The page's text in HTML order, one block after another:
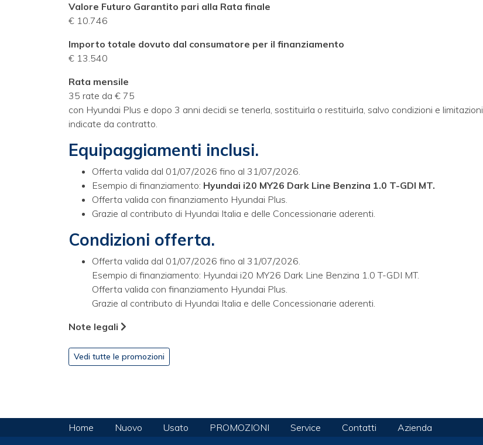
Valore Futuro Garantito pari alla Rata finale
€ 10.746
Importo totale dovuto dal consumatore per il finanziamento
€ 13.540
Rata mensile
35 rate da € 75
con Hyundai Plus e dopo 3 anni decidi se tenerla, sostituirla o restituirla, salvo condizioni e limitazioni
indicate da contratto.
Equipaggiamenti inclusi.
Offerta valida dal 01/07/2026 fino al 31/07/2026.
Esempio di finanziamento: Hyundai i20 MY26 Dark Line Benzina 1.0 T-GDI MT.
Offerta valida con finanziamento Hyundai Plus.
Grazie al contributo di Hyundai Italia e delle Concessionarie aderenti.
Condizioni offerta.
Offerta valida dal 01/07/2026 fino al 31/07/2026.
Esempio di finanziamento: Hyundai i20 MY26 Dark Line Benzina 1.0 T-GDI MT.
Offerta valida con finanziamento Hyundai Plus.
Grazie al contributo di Hyundai Italia e delle Concessionarie aderenti.
Note legali
Vedi tutte le promozioni
Home Nuovo Usato PROMOZIONI Service Contatti Azienda